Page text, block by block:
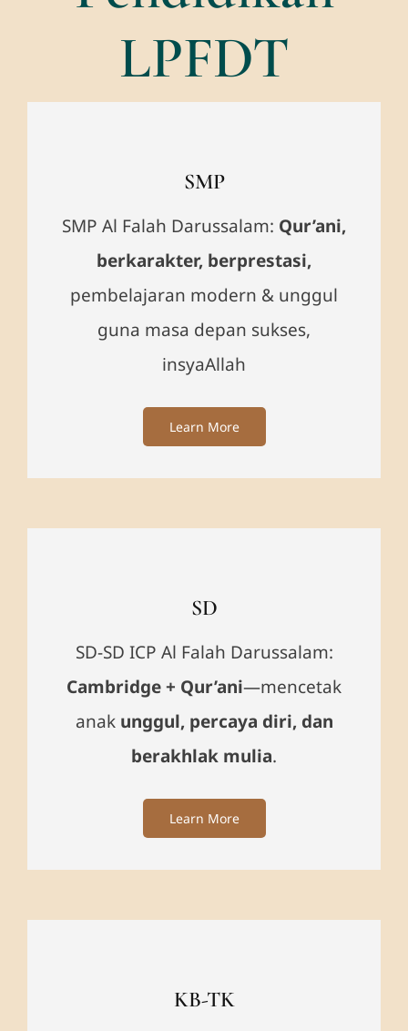
LPFDT
SMP
SMP Al Falah Darussalam: Qur’ani,
berkarakter, berprestasi,
pembelajaran modern & unggul
guna masa depan sukses,
insyaAllah
Learn More
SD
SD-SD ICP Al Falah Darussalam:
Cambridge + Qur’ani—mencetak
anak unggul, percaya diri, dan
berakhlak mulia.
Learn More
KB-TK